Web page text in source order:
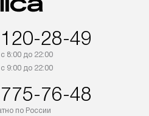
сайта.
по монтажу
материалы.
28-49
8:00 до 22:00
9:00 до 22:00
76-48
по России